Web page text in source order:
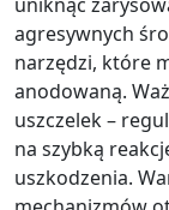
agresywnych
narzędzi, które
anodowaną.
uszczelek –
na szybką
uszkodzenia.